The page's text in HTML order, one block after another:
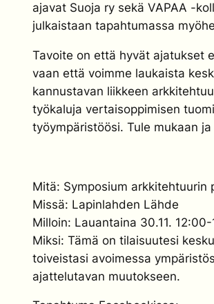
ajavat Suoja ry sekä VAPAA -
julkaistaan tapahtumassa
Tavoite on että hyvät ajatukset
vaan että voimme laukaista
kannustavan liikkeen
työkaluja vertaisoppimisen
työympäristöösi. Tule mukaan
Mitä: Symposium arkkitehtuurin
Missä: Lapinlahden Lähde
Milloin: Lauantaina 30.11.
Miksi: Tämä on tilaisuutesi
toiveistasi avoimessa
ajattelutavan muutokseen.